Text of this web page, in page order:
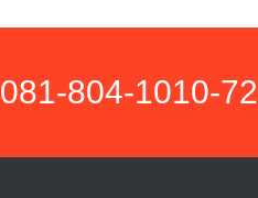
081-804-1010-72